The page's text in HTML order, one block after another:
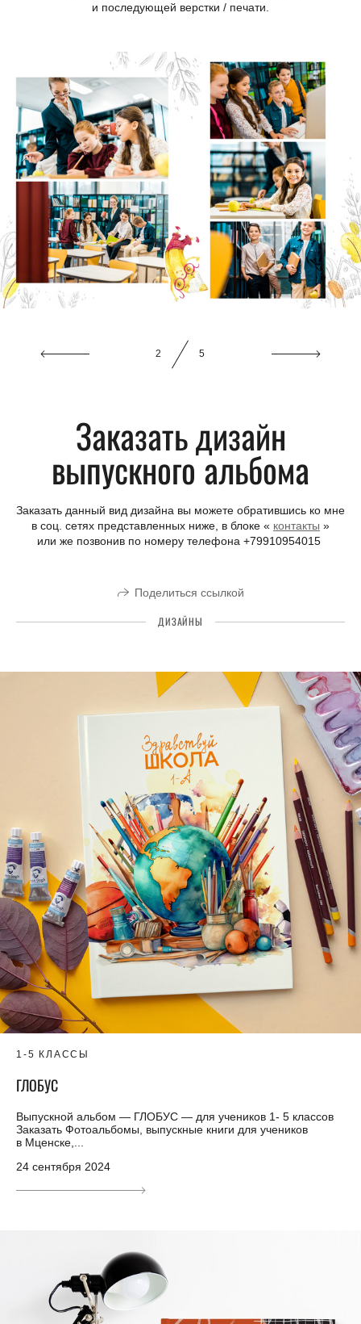
и последующей верстки / печати.
3 5
Заказать дизайн
выпускного альбома
Заказать данный вид дизайна вы можете обратившись ко мне
в соц. сетях представленных ниже, в блоке « контакты »
или же позвонив по номеру телефона +79910954015
Поделиться ссылкой
ДИЗАЙНЫ
1-5 КЛАССЫ
ГЛОБУС
Выпускной альбом — ГЛОБУС — для учеников 1- 5 классов
Заказать Фотоальбомы, выпускные книги для учеников
в Мценске,...
24 сентября 2024